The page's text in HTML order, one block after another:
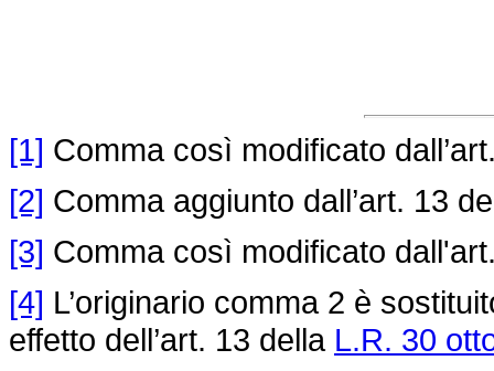
[1] Comma così modificato
[2] Comma aggiunto dall’art. 13
[3] Comma così modificato
[4] L’originario comma 2 è
effetto dell’art. 13 della L.R. 30